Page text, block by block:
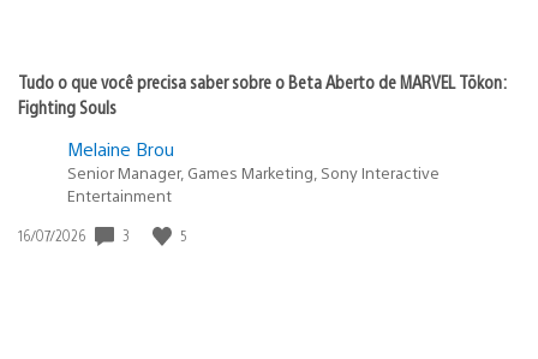
Tudo o que você precisa saber sobre o Beta Aberto de MARVEL Tōkon:
Fighting Souls
Melaine Brou
Senior Manager, Games Marketing, Sony Interactive
Entertainment
Data
16/07/2026 3 5